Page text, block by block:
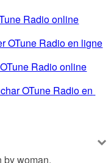
Radio online
OTune Radio en ligne
Radio online
OTune Radio en
by woman.